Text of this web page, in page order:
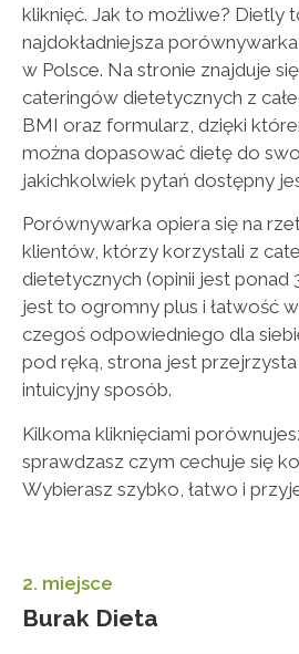
kliknięć. Jak to możliwe? Dietly
najdokładniejsza
w Polsce. Na stronie znajduje
cateringów dietetycznych z
BMI oraz formularz, dzięki
można dopasować dietę do
jakichkolwiek pytań dostępny
Porównywarka opiera się na
klientów, którzy korzystali z
dietetycznych (opinii jest ponad
jest to ogromny plus i łatwość
czegoś odpowiedniego dla
pod ręką, strona jest przejrzysta
intuicyjny sposób.
Kilkoma kliknięciami
sprawdzasz czym cechuje się
Wybierasz szybko, łatwo i
2. miejsce
Burak Dieta